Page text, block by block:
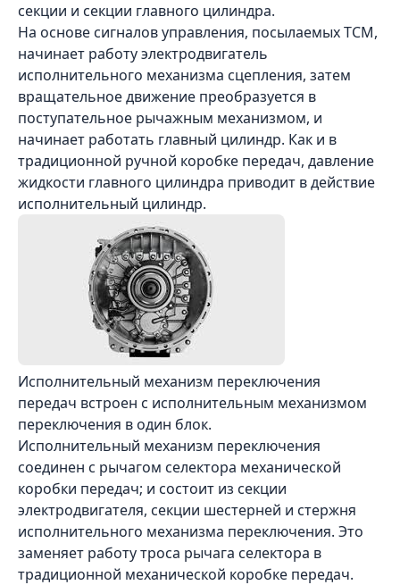
секции и секции главного цилиндра.
На основе сигналов управления, посылаемых TCM,
начинает работу электродвигатель
исполнительного механизма сцепления, затем
вращательное движение преобразуется в
поступательное рычажным механизмом, и
начинает работать главный цилиндр. Как и в
традиционной ручной коробке передач, давление
жидкости главного цилиндра приводит в действие
исполнительный цилиндр.
Исполнительный механизм переключения
передач встроен с исполнительным механизмом
переключения в один блок.
Исполнительный механизм переключения
соединен с рычагом селектора механической
коробки передач; и состоит из секции
электродвигателя, секции шестерней и стержня
исполнительного механизма переключения. Это
заменяет работу троса рычага селектора в
традиционной механической коробке передач.